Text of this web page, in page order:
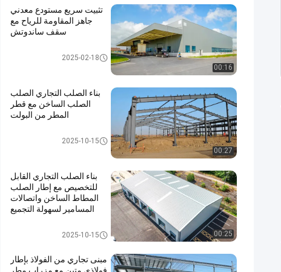
00:16
تثبيت سريع مستودع معدني
جاهز المقاومة للرياح مع
سقف ساندوتش
ورشة عمل الهياكل الفولاذية
2025-02-18
00:27
بناء الصلب التجاري الصلب
الصلب الساخن مع قطر
المطر من البولت
بناء الصلب التجاري2025-10-15
00:25
بناء الصلب التجاري القابل
للتخصيص مع إطار الصلب
المطاط الساخن واتصالات
المسامير لسهولة التجميع
بناء الصلب التجاري2025-10-15
مبنى تجاري من الفولاذ بإطار